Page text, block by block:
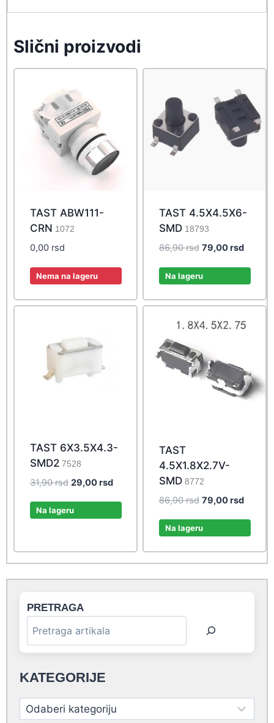
Slični proizvodi
TAST ABW111-
CRN 1072
0,00 rsd
Nema na lageru
TAST 4.5X4.5X6-
SMD18793
86,90rsd Original
was:
79,00rsdCurrent
Na lageru
TAST 6X3.5X4.3-
SMD27528
31,90rsd Original
was:
29,00rsdCurrent
Na lageru
TAST
4.5X1.8X2.7V-
SMD8772
86,90rsd Original
was:
79,00rsdCurrent
Na lageru
PRETRAGA
KATEGORIJE